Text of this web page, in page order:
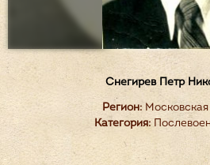
Снегирев Петр
Регион:Московская
Категория: